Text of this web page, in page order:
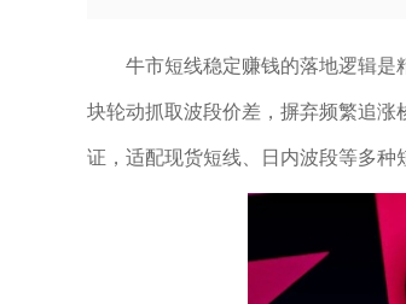
牛市短线稳定赚钱的落地逻辑是
块轮动抓取波段价差，摒弃频繁追
证，适配现货短线、日内波段等多种